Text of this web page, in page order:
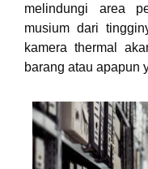
melindungi area
musium dari
kamera thermal
barang atau apapun